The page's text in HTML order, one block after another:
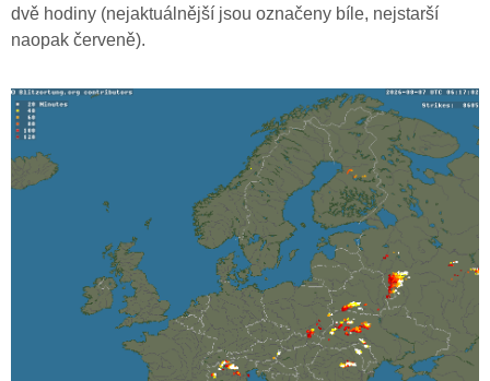
dvě hodiny (nejaktuálnější jsou označeny bíle, nejstarší
naopak červeně).